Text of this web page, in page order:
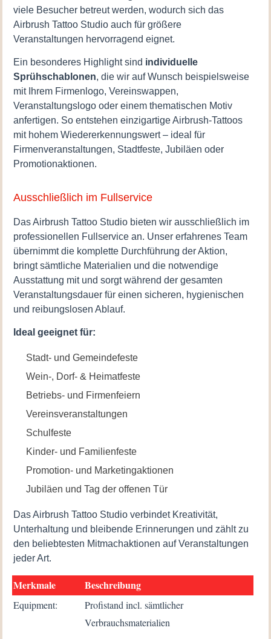
viele Besucher betreut werden, wodurch sich das
Airbrush Tattoo Studio auch für größere
Veranstaltungen hervorragend eignet.
Ein besonderes Highlight sind individuelle
Sprühschablonen, die wir auf Wunsch beispielsweise
mit Ihrem Firmenlogo, Vereinswappen,
Veranstaltungslogo oder einem thematischen Motiv
anfertigen. So entstehen einzigartige Airbrush-Tattoos
mit hohem Wiedererkennungswert – ideal für
Firmenveranstaltungen, Stadtfeste, Jubiläen oder
Promotionaktionen.
Ausschließlich im Fullservice
Das Airbrush Tattoo Studio bieten wir ausschließlich im
professionellen Fullservice an. Unser erfahrenes Team
übernimmt die komplette Durchführung der Aktion,
bringt sämtliche Materialien und die notwendige
Ausstattung mit und sorgt während der gesamten
Veranstaltungsdauer für einen sicheren, hygienischen
und reibungslosen Ablauf.
Ideal geeignet für:
Stadt- und Gemeindefeste
Wein-, Dorf- & Heimatfeste
Betriebs- und Firmenfeiern
Vereinsveranstaltungen
Schulfeste
Kinder- und Familienfeste
Promotion- und Marketingaktionen
Jubiläen und Tag der offenen Tür
Das Airbrush Tattoo Studio verbindet Kreativität,
Unterhaltung und bleibende Erinnerungen und zählt zu
den beliebtesten Mitmachaktionen auf Veranstaltungen
jeder Art.
Merkmale Beschreibung
Equipment:
Profistand incl. sämtlicher
Verbrauchsmaterialien